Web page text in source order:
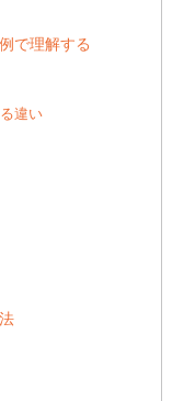
で理解する
違い